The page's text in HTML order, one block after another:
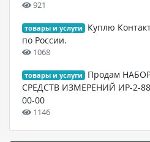
921
товары и услуги
Куплю
по России.
1068
товары и услуги
Продам
СРЕДСТВ ИЗМЕРЕНИЙ ИР-2-
00-00
1146